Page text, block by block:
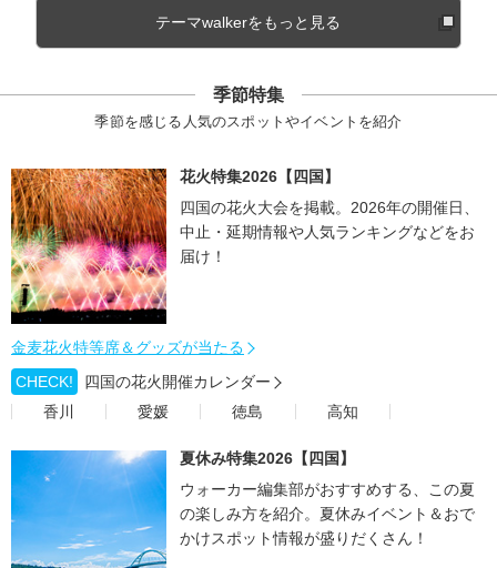
テーマwalkerをもっと見る
季節特集
季節を感じる人気のスポットやイベントを紹介
花火特集2026【四国】
四国の花火大会を掲載。2026年の開催日、
中止・延期情報や人気ランキングなどをお
届け！
金麦花火特等席＆グッズが当たる
CHECK!
四国の花火開催カレンダー
香川
愛媛 徳島 高知
夏休み特集2026【四国】
ウォーカー編集部がおすすめする、この夏
の楽しみ方を紹介。夏休みイベント＆おで
かけスポット情報が盛りだくさん！